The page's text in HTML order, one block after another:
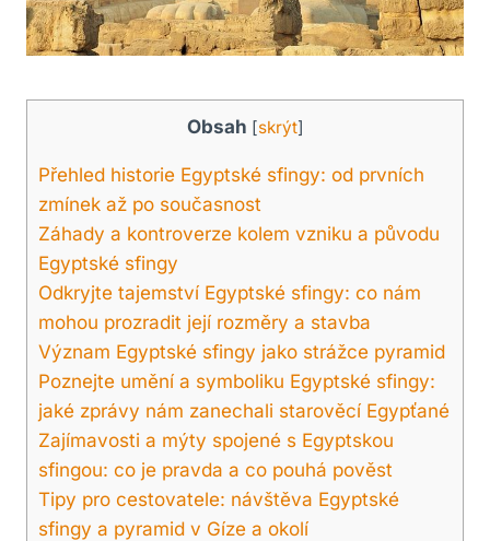
Obsah [skrýt]
Přehled historie Egyptské sfingy: od prvních
zmínek až po současnost
Záhady a kontroverze kolem vzniku a původu
Egyptské sfingy
Odkryjte tajemství Egyptské sfingy: co nám
mohou prozradit její rozměry a stavba
Význam Egyptské sfingy jako strážce pyramid
Poznejte umění a symboliku Egyptské sfingy:
jaké zprávy nám zanechali starověcí Egypťané
Zajímavosti a mýty spojené s Egyptskou
sfingou: co je pravda a co pouhá pověst
Tipy pro cestovatele: návštěva Egyptské
sfingy a pyramid v Gíze a okolí